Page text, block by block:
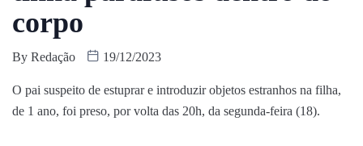
corpo
By Redação 19/12/2023
O pai suspeito de estuprar e introduzir objetos estranhos na filha,
de 1 ano, foi preso, por volta das 20h, da segunda-feira (18).